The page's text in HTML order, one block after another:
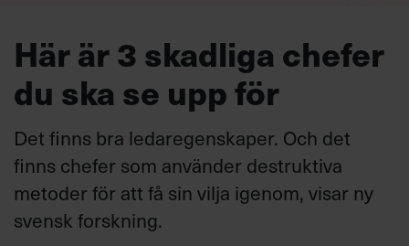
Annonsera
Utbildning för ledare
Chefakademin+
Populära utbildningar
Här är 3 skadliga chefer
du ska se upp för
Det finns bra ledaregenskaper. Och det
finns chefer som använder destruktiva
metoder för att få sin vilja igenom, visar ny
svensk forskning.